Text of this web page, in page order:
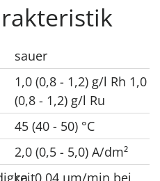
sauer
1,0 (0,8 - 1,2) g/l Rh 1,0
(0,8 - 1,2) g/l Ru
45 (40 - 50) °C
2,0 (0,5 - 5,0) A/dm²
ca. 0,04 μm/min bei